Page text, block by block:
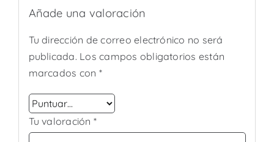
Añade una valoración
Tu dirección de correo electrónico no será
publicada. Los campos obligatorios están
marcados con *
Tu valoración *